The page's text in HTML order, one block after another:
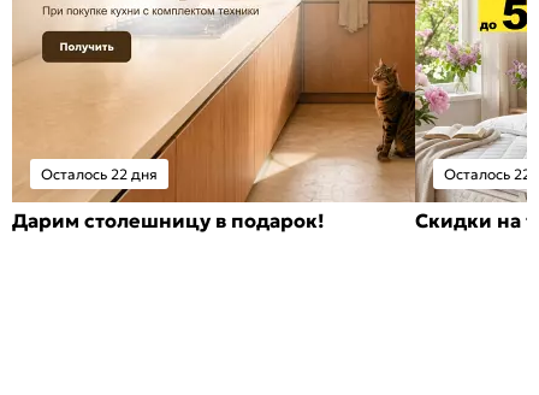
Осталось 22 дня
Дарим столешницу в подарок!
Осталось 22
Скидки на